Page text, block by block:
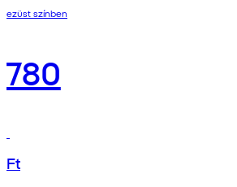
ezüst színben
780
Ft